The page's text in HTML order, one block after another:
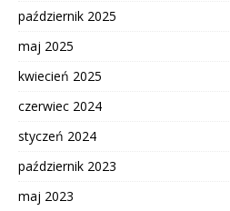
październik 2025
maj 2025
kwiecień 2025
czerwiec 2024
styczeń 2024
październik 2023
maj 2023